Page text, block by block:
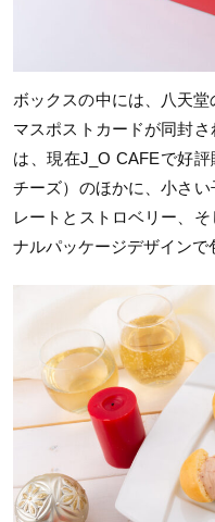
ボックスの中には、八天
マスポストカードが同封
は、現在J_O CAFEで好
チーズ）のほかに、小さ
レートとストロベリー、
ナルパッケージデザインで